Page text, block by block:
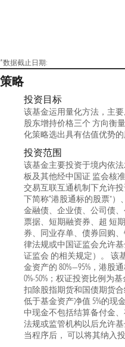
*数据截止日期:
策略
投资目标
该基金运用量化方法，主
股东增持价格三个 方向衡
化策略选出具有估值优势
投资范围
该基金主要投资于境内依
板及其他经中国证 监会核
交易互联互通机制下允许
下简称“港股通标的股票”）
金融债、企业债、公司债
票据、短期融资券、超 短
券、同业存单、债券回购
律法规或中国证监会允许
证监会 的相关规定）。 该
金资产的 80%—95%，港股
0%-50%；权证投资比例为
扣除股指期货和国债期货
低于基金资产净值 5%的现
中现金不包括结算备付金
法规或监管机构以后允许
当程序后， 可以将其纳入投